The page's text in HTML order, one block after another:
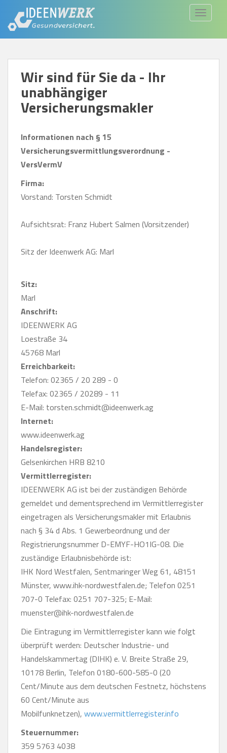
Wir sind für Sie da - Ihr
unabhängiger
Versicherungsmakler
Informationen nach § 15
Versicherungsvermittlungsverordnung -
VersVermV
Firma:
Vorstand: Torsten Schmidt
Aufsichtsrat: Franz Hubert Salmen (Vorsitzender)
Sitz der Ideenwerk AG: Marl
Sitz:
Marl
Anschrift:
IDEENWERK AG
Loestraße 34
45768 Marl
Erreichbarkeit:
Telefon: 02365 / 20 289 - 0
Telefax: 02365 / 20289 - 11
E-Mail: torsten.schmidt@ideenwerk.ag
Internet:
www.ideenwerk.ag
Handelsregister:
Gelsenkirchen HRB 8210
Vermittlerregister:
IDEENWERK AG ist bei der zuständigen Behörde
gemeldet und dementsprechend im Vermittlerregister
eingetragen als Versicherungsmakler mit Erlaubnis
nach § 34 d Abs. 1 Gewerbeordnung und der
Registrierungsnummer D-EMYF-HO1IG-08. Die
zuständige Erlaubnisbehörde ist:
IHK Nord Westfalen, Sentmaringer Weg 61, 48151
Münster, www.ihk-nordwestfalen.de; Telefon 0251
707-0 Telefax: 0251 707-325; E-Mail:
muenster@ihk-nordwestfalen.de
Die Eintragung im Vermittlerregister kann wie folgt
überprüft werden: Deutscher Industrie- und
Handelskammertag (DIHK) e. V. Breite Straße 29,
10178 Berlin, Telefon 0180-600-585-0 (20
Cent/Minute aus dem deutschen Festnetz, höchstens
60 Cent/Minute aus
Mobilfunknetzen), www.vermittlerregister.info
Steuernummer:
359 5763 4038